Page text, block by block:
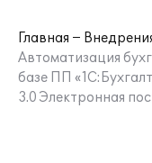
Главная
Автоматизация
базе ПП
3.0 Электронная